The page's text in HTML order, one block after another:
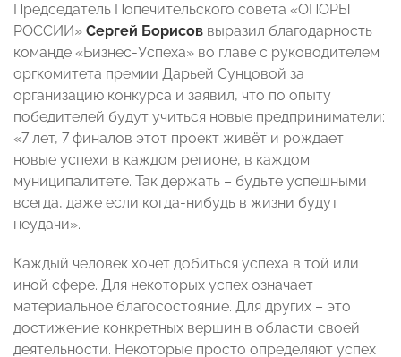
Председатель Попечительского совета «ОПОРЫ
РОССИИ» Сергей Борисов выразил благодарность
команде «Бизнес-Успеха» во главе с руководителем
оргкомитета премии Дарьей Сунцовой за
организацию конкурса и заявил, что по опыту
победителей будут учиться новые предприниматели:
«7 лет, 7 финалов этот проект живёт и рождает
новые успехи в каждом регионе, в каждом
муниципалитете. Так держать – будьте успешными
всегда, даже если когда-нибудь в жизни будут
неудачи».
Каждый человек хочет добиться успеха в той или
иной сфере. Для некоторых успех означает
материальное благосостояние. Для других – это
достижение конкретных вершин в области своей
деятельности. Некоторые просто определяют успех